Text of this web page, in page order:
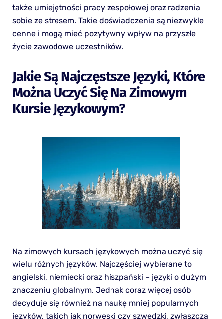
także umiejętności pracy zespołowej oraz radzenia
sobie ze stresem. Takie doświadczenia są niezwykle
cenne i mogą mieć pozytywny wpływ na przyszłe
życie zawodowe uczestników.
Jakie Są Najczęstsze Języki, Które
Można Uczyć Się Na Zimowym
Kursie Językowym?
Na zimowych kursach językowych można uczyć się
wielu różnych języków. Najczęściej wybierane to
angielski, niemiecki oraz hiszpański – języki o dużym
znaczeniu globalnym. Jednak coraz więcej osób
decyduje się również na naukę mniej popularnych
języków, takich jak norweski czy szwedzki, zwłaszcza